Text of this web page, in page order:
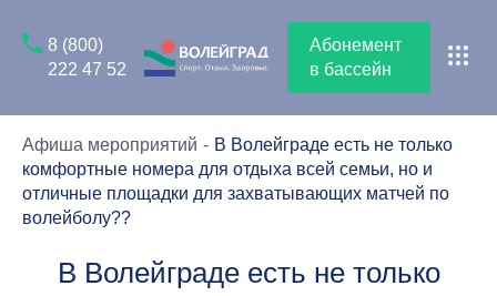
8 (800)
222 47 52
Абонемент
в бассейн
Афиша мероприятий
В Волейграде есть не только
комфортные номера для отдыха всей семьи, но и
отличные площадки для захватывающих матчей по
волейболу??
В Волейграде есть не только